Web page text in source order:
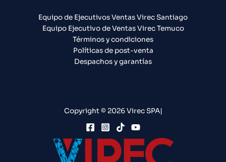
Equipo de Ejecutivos Ventas Virec Santiago
Equipo Ejecutivo de Ventas Virec Temuco
Términos y condiciones
Políticas de post-venta
Despachos y garantías
Copyright © 2026 Virec SPA|